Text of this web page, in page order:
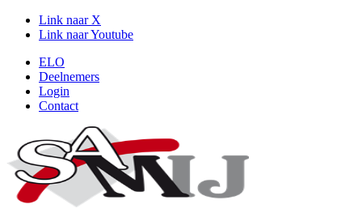
Link naar X
Link naar Youtube
ELO
Deelnemers
Login
Contact